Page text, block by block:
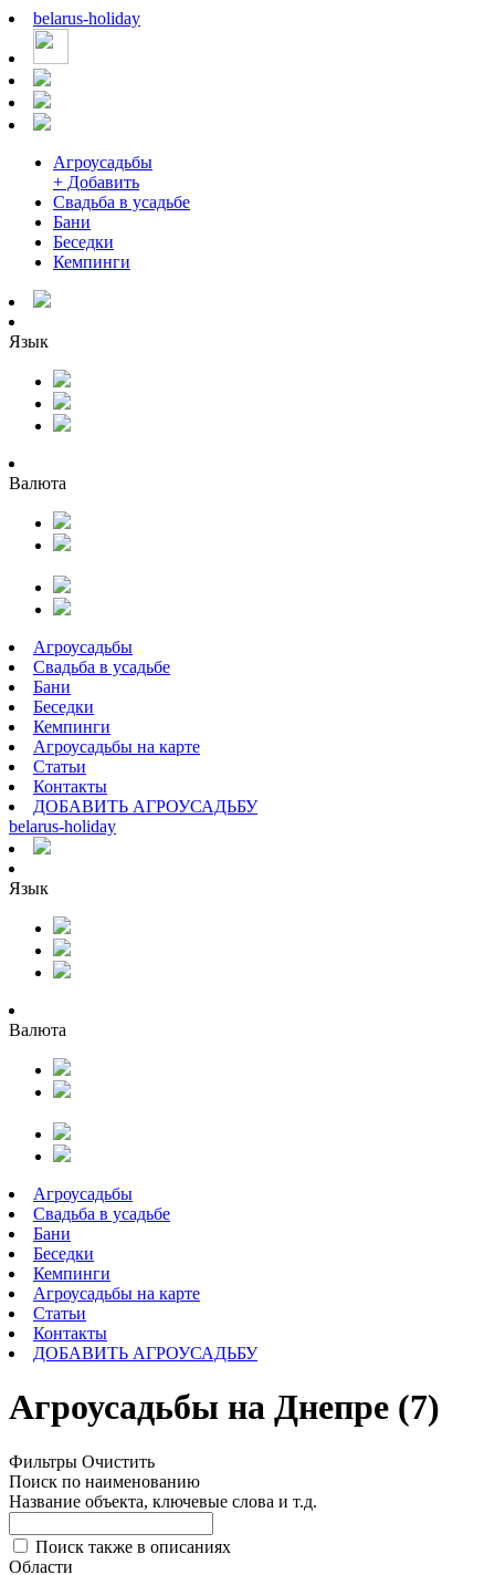
belarus-holiday
Агроусадьбы
+ Добавить
Свадьба в усадьбе
Бани
Беседки
Кемпинги
Язык
Валюта
Агроусадьбы
Свадьба в усадьбе
Бани
Беседки
Кемпинги
Агроусадьбы на карте
Статьи
Контакты
ДОБАВИТЬ АГРОУСАДЬБУ
belarus-holiday
Язык
Валюта
Агроусадьбы
Свадьба в усадьбе
Бани
Беседки
Кемпинги
Агроусадьбы на карте
Статьи
Контакты
ДОБАВИТЬ АГРОУСАДЬБУ
Агроусадьбы на Днепре (7)
Фильтры Очистить
Поиск по наименованию
Название объекта, ключевые слова и т.д.
Поиск также в описаниях
Области